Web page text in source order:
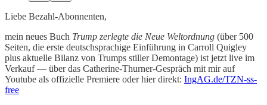
Liebe Bezahl-Abonnenten,
mein neues Buch Trump zerlegte die Neue Weltordnung (über 500
Seiten, die erste deutschsprachige Einführung in Carroll Quigley
plus aktuelle Bilanz von Trumps stiller Demontage) ist jetzt live im
Verkauf — über das Catherine-Thurner-Gespräch mit mir auf
Youtube als offizielle Premiere oder hier direkt: IngAG.de/TZN-ss-
free